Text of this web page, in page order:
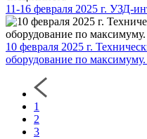
11-16 февраля 2025 г. УЗД-
10 февраля 2025 г.
оборудование по
1
2
3